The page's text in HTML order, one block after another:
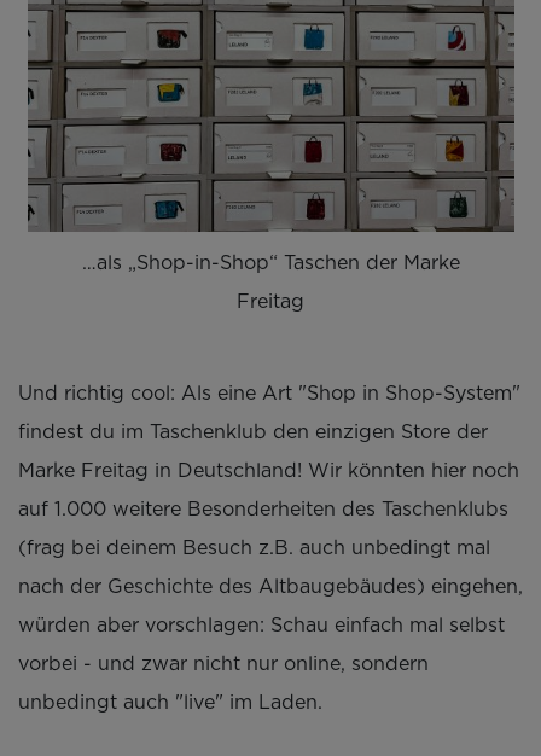
…als „Shop-in-Shop“ Taschen der Marke
Freitag
Und richtig cool: Als eine Art "Shop in Shop-System"
findest du im Taschenklub den einzigen Store der
Marke Freitag in Deutschland! Wir könnten hier noch
auf 1.000 weitere Besonderheiten des Taschenklubs
(frag bei deinem Besuch z.B. auch unbedingt mal
nach der Geschichte des Altbaugebäudes) eingehen,
würden aber vorschlagen: Schau einfach mal selbst
vorbei - und zwar nicht nur online, sondern
unbedingt auch "live" im Laden.